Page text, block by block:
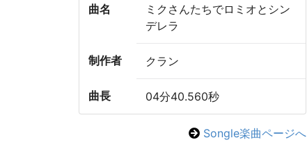
曲名
ミクさんたちでロミオとシン
デレラ
制作者 クラン
曲長 04分40.560秒
Songle楽曲ページへ